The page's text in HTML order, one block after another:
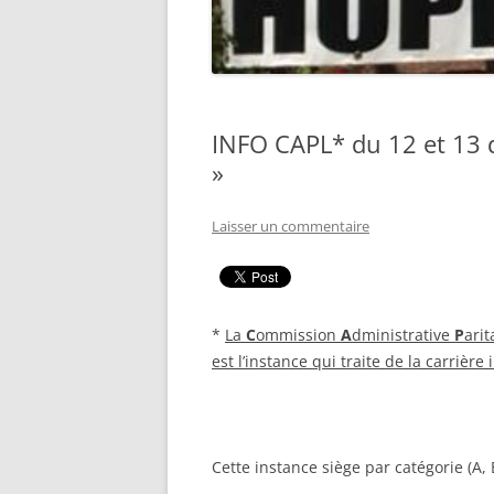
INFO CAPL* du 12 et
»
Laisser un commentaire
* La Commission Administrative P
est l’instance qui traite de la
Cette instance siège par catégorie